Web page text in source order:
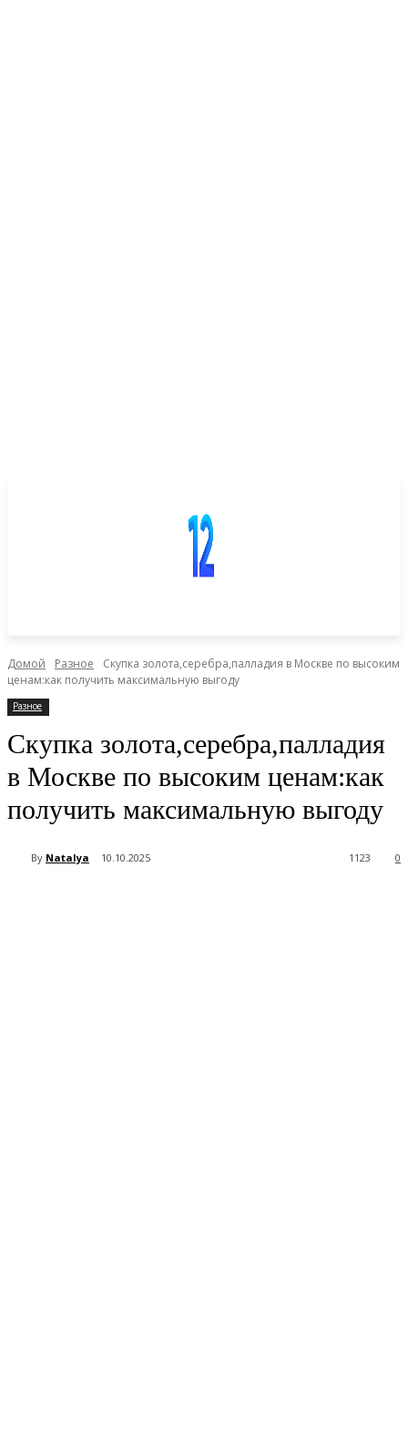
Домой Разное
Скупка золота,серебра,палладия в Москве по высоким
ценам:как получить максимальную выгоду
Разное
Скупка золота,серебра,палладия
в Москве по высоким ценам:как
получить максимальную выгоду
By Natalya 10.10.2025 0
1123